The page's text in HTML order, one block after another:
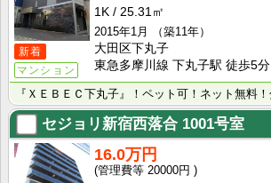
新着
マンション
1K
25.31㎡
2015年1月
（築11年）
大田区下丸子
東急多摩川線 下丸子駅 徒歩5分
セジョリ新宿西落合 1001号室
16.0万円
20000円